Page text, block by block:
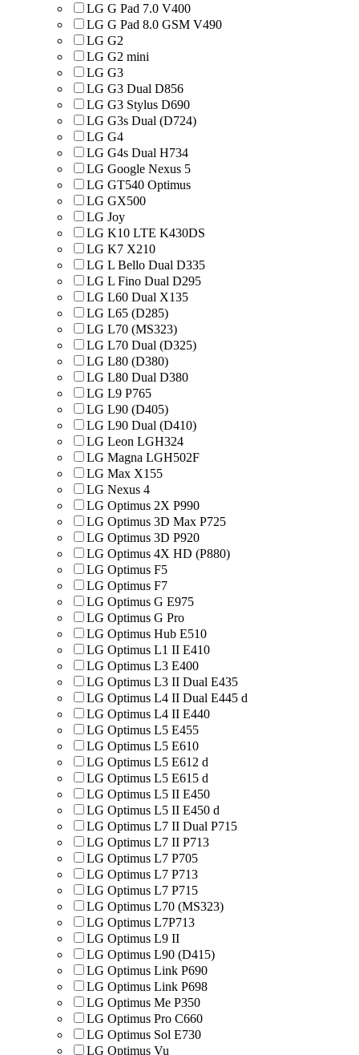
LG G Pad 7.0 V400
LG G Pad 8.0 GSM V490
LG G2
LG G2 mini
LG G3
LG G3 Dual D856
LG G3 Stylus D690
LG G3s Dual (D724)
LG G4
LG G4s Dual H734
LG Google Nexus 5
LG GT540 Optimus
LG GX500
LG Joy
LG K10 LTE K430DS
LG K7 X210
LG L Bello Dual D335
LG L Fino Dual D295
LG L60 Dual X135
LG L65 (D285)
LG L70 (MS323)
LG L70 Dual (D325)
LG L80 (D380)
LG L80 Dual D380
LG L9 P765
LG L90 (D405)
LG L90 Dual (D410)
LG Leon LGH324
LG Magna LGH502F
LG Max X155
LG Nexus 4
LG Optimus 2X P990
LG Optimus 3D Max P725
LG Optimus 3D P920
LG Optimus 4X HD (P880)
LG Optimus F5
LG Optimus F7
LG Optimus G E975
LG Optimus G Pro
LG Optimus Hub E510
LG Optimus L1 II E410
LG Optimus L3 E400
LG Optimus L3 II Dual E435
LG Optimus L4 II Dual E445 d
LG Optimus L4 II E440
LG Optimus L5 E455
LG Optimus L5 E610
LG Optimus L5 E612 d
LG Optimus L5 E615 d
LG Optimus L5 II E450
LG Optimus L5 II E450 d
LG Optimus L7 II Dual P715
LG Optimus L7 II P713
LG Optimus L7 P705
LG Optimus L7 P713
LG Optimus L7 P715
LG Optimus L70 (MS323)
LG Optimus L7P713
LG Optimus L9 II
LG Optimus L90 (D415)
LG Optimus Link P690
LG Optimus Link P698
LG Optimus Me P350
LG Optimus Pro C660
LG Optimus Sol E730
LG Optimus Vu